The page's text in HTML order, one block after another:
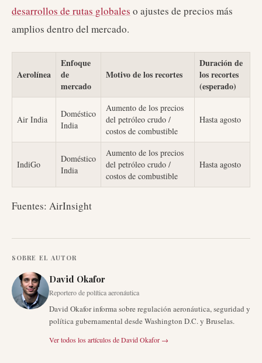
desarrollos de rutas globales o ajustes de precios más
amplios dentro del mercado.
Aerolínea
Enfoque
de
mercado
Motivo de los recortes
Duración de
los recortes
(esperado)
Air India
Doméstico
India
Aumento de los precios
del petróleo crudo /
costos de combustible
Hasta agosto
IndiGo
Doméstico
India
Aumento de los precios
del petróleo crudo /
costos de combustible
Hasta agosto
Fuentes: AirInsight
SOBRE EL AUTOR
David Okafor
Reportero de política aeronáutica
David Okafor informa sobre regulación aeronáutica, seguridad y
política gubernamental desde Washington D.C. y Bruselas.
Ver todos los artículos deDavid Okafor →